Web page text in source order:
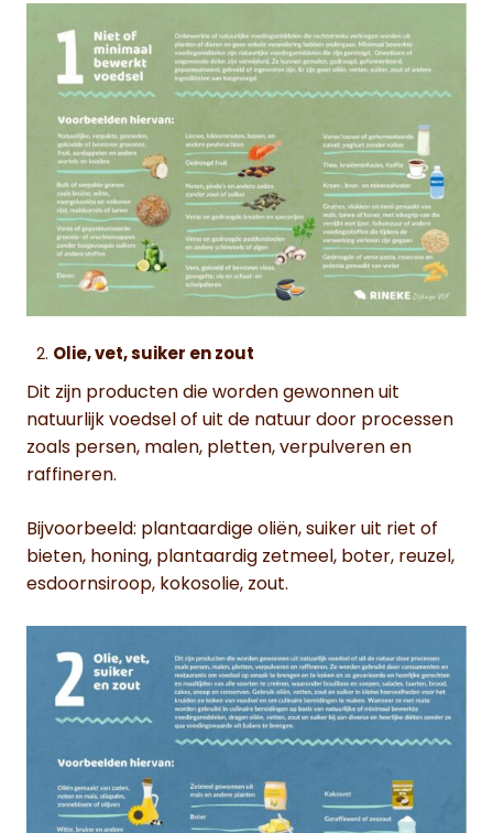
Olie, vet, suiker en zout
Dit zijn producten die worden gewonnen uit
natuurlijk voedsel of uit de natuur door processen
zoals persen, malen, pletten, verpulveren en
raffineren.
Bijvoorbeeld: plantaardige oliën, suiker uit riet of
bieten, honing, plantaardig zetmeel, boter, reuzel,
esdoornsiroop, kokosolie, zout.